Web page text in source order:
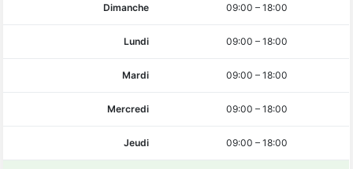
Dimanche 09:00 –18:00
Lundi 09:00 –18:00
Mardi 09:00 –18:00
Mercredi 09:00 –18:00
Jeudi 09:00 –18:00